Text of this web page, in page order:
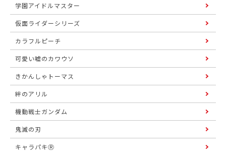
学園アイドルマスター
仮面ライダーシリーズ
カラフルピーチ
可愛い嘘のカワウソ
きかんしゃトーマス
絆のアリル
機動戦士ガンダム
鬼滅の刃
キャラパキⓇ